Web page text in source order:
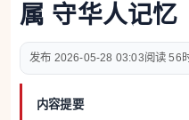
属 守华人记忆
2026-05-28 03:03 56
内容提要